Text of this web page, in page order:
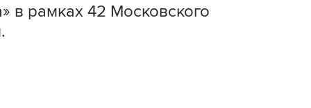
в рамках 42 Московского